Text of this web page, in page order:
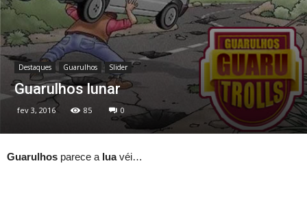
Destaques Guarulhos Slider
Guarulhos lunar
fev 3, 2016 85 0
Guarulhos parece a luavéi…